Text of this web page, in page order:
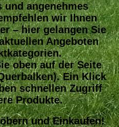
angenehmes
wir Ihnen
– hier gelangen Sie
Angeboten
oben auf der Seite
Ein Klick
schnellen Zugriff
Produkte.
und Einkaufen!